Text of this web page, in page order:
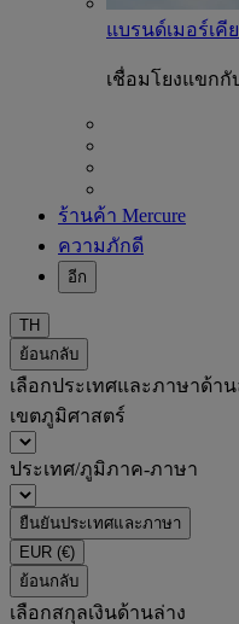
แบรนด์เมอร์เคี
เชื่อมโยงแขก
ร้านค้า Mercure
ความภักดี
อีก
TH
ย้อนกลับ
เลือกประเทศและภาษาด้าน
เขตภูมิศาสตร์
ประเทศ/ภูมิภาค-ภาษา
ยืนยันประเทศและภาษา
EUR (€)
ย้อนกลับ
เลือกสกุลเงินด้านล่าง